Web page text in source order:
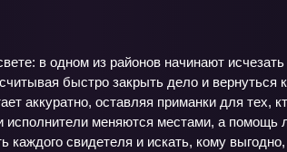
в одном из районов начинают
быстро закрыть дело и
аккуратно, оставляя приманки для
исполнители меняются местами, а
каждого свидетеля и искать, кому